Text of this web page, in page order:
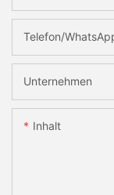
Telefon/
Unternehmen
Inhalt